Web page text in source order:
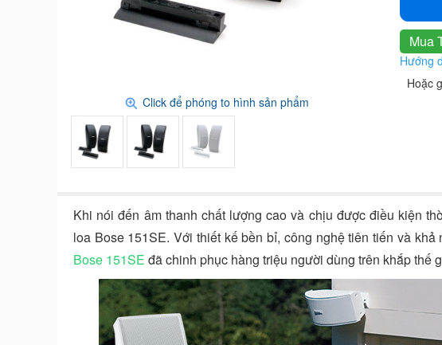
Click để phóng to hình sản phẩm
Mua
Hướng
Hoặc
Khi nói đến âm thanh chất lượng cao và chịu được điều kiện
loa Bose 151SE. Với thiết kế bền bỉ, công nghệ tiên tiến và khả
Bose 151SE đã chinh phục hàng triệu người dùng trên khắp thế